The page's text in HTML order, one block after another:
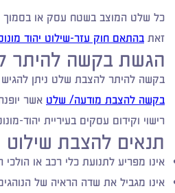
כל שלט המוצב בשטח עסק או בסמוך
זאת בהתאם חוק עזר-שילוט יהוד מונוסון
הגשת בקשה להיתר
בקשה להיתר להצבת שלט ניתן
בקשה להצבת מודעה/ שלט אשר
רישוי וקידום עסקים בעיריית יהוד-
תנאים להצבת שילוט
​אינו מפריע לתנועת כלי רכב או
אינו מגביל את שדה הראיה של